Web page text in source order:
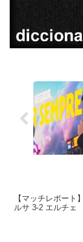
【マッチレポート
ルサ 3-2 エルチェ